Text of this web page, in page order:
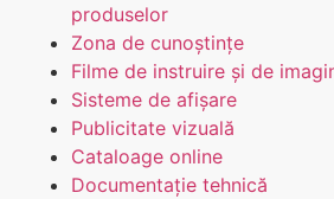
produselor
Zona de cunoștințe
Filme de instruire și de
Sisteme de afișare
Publicitate vizuală
Cataloage online
Documentație tehnică